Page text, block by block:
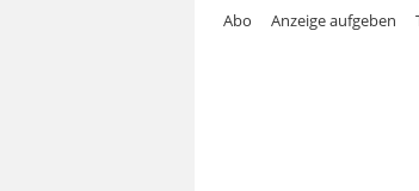
Abo Anzeige aufgeben